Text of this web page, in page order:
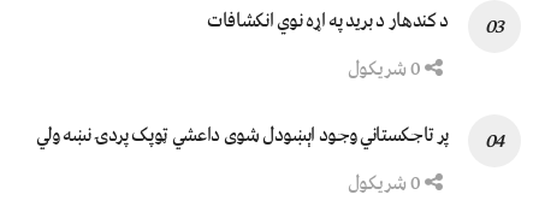
د کندهار د برید په اړه نوي انکشافات
پر تاجکستاني وجود اېښودل شوی داعشي ټوپک پردۍ نښه ولي